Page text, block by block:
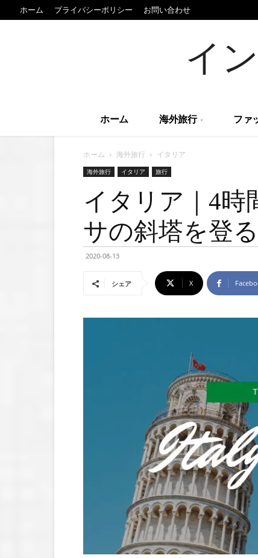
ホーム プライバシーポリシー お問い合わせ
イ
ホーム 海外旅行 ファ
ホーム 海外旅行 イタリア
海外旅行 イタリア 旅行
イタリア｜4時
サの斜塔を登る
2020-08-13
シェア X